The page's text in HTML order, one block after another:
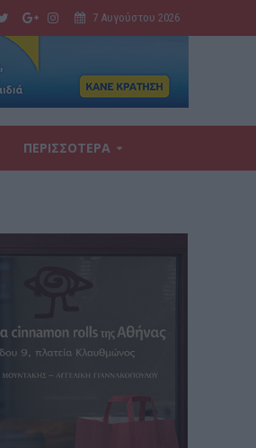
7 Αυγούστου 2026
ΠΕΡΙΣΣΟΤΕΡΑ